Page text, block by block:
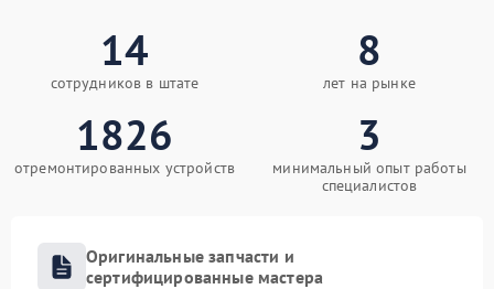
14
сотрудников в штате
8
лет на рынке
1826
отремонтированных устройств
3
минимальный опыт работы
специалистов
Оригинальные запчасти и
сертифицированные мастера